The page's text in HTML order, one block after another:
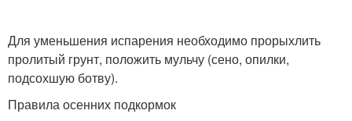
Для уменьшения испарения необходимо прорыхлить
пролитый грунт, положить мульчу (сено, опилки,
подсохшую ботву).
Правила осенних подкормок